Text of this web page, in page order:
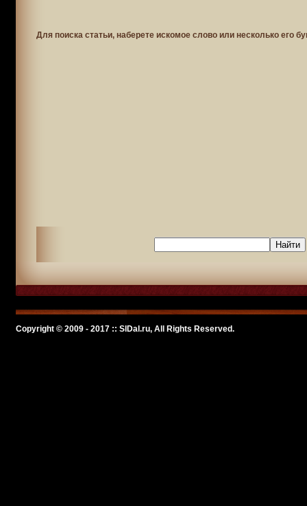
Для поиска статьи, наберете искомое слово или несколько его
Copyright © 2009 - 2017 :: SlDal.ru, All Rights Reserved.